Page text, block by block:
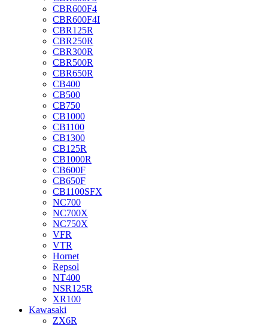
CBR600F4
CBR600F4I
CBR125R
CBR250R
CBR300R
CBR500R
CBR650R
CB400
CB500
CB750
CB1000
CB1100
CB1300
CB125R
CB1000R
CB600F
CB650F
CB1100SFX
NC700
NC700X
NC750X
VFR
VTR
Hornet
Repsol
NT400
NSR125R
XR100
Kawasaki
ZX6R